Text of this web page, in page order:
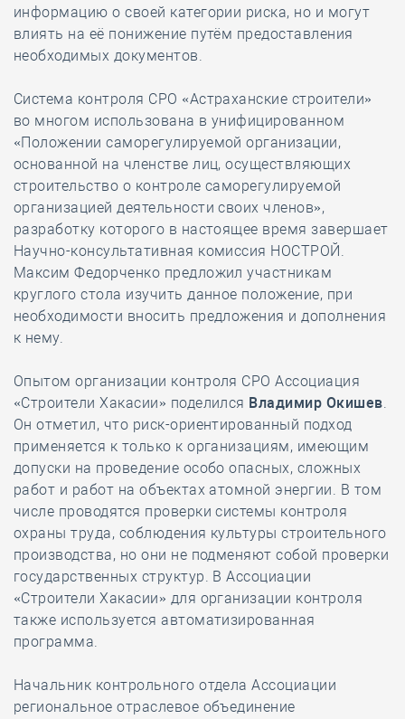
информацию о своей категории риска, но и могут
влиять на её понижение путём предоставления
необходимых документов.
Система контроля СРО «Астраханские строители»
во многом использована в унифицированном
«Положении саморегулируемой организации,
основанной на членстве лиц, осуществляющих
строительство о контроле саморегулируемой
организацией деятельности своих членов»,
разработку которого в настоящее время завершает
Научно-консультативная комиссия НОСТРОЙ.
Максим Федорченко предложил участникам
круглого стола изучить данное положение, при
необходимости вносить предложения и дополнения
к нему.
Опытом организации контроля СРО Ассоциация
«Строители Хакасии» поделился Владимир Окишев.
Он отметил, что риск-ориентированный подход
применяется к только к организациям, имеющим
допуски на проведение особо опасных, сложных
работ и работ на объектах атомной энергии. В том
числе проводятся проверки системы контроля
охраны труда, соблюдения культуры строительного
производства, но они не подменяют собой проверки
государственных структур. В Ассоциации
«Строители Хакасии» для организации контроля
также используется автоматизированная
программа.
Начальник контрольного отдела Ассоциации
региональное отраслевое объединение